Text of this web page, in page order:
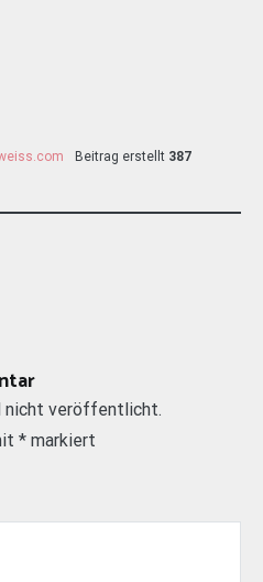
Beitrag erstellt 387
nicht veröffentlicht.
* markiert